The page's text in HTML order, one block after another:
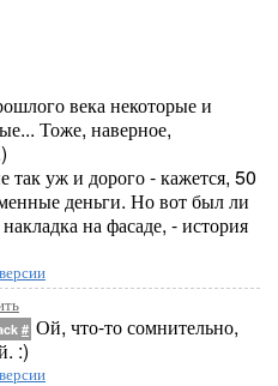
века некоторые и
Тоже, наверное,
так уж и дорого - кажется, 50
деньги. Но вот был ли
на фасаде, - история
# Ой, что-то сомнительно,
:)